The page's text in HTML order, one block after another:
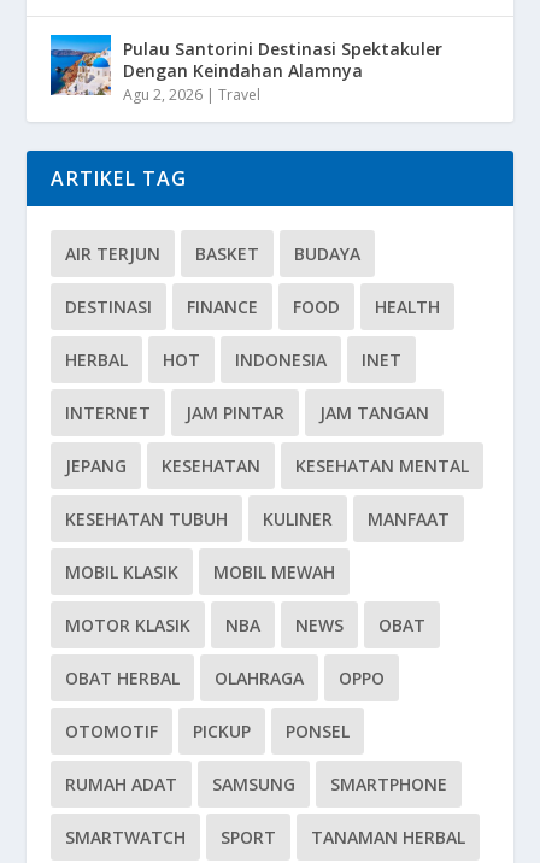
Pulau Santorini Destinasi Spektakuler
Dengan Keindahan Alamnya
Agu 2, 2026 |Travel
ARTIKEL TAG
AIR TERJUN BASKET BUDAYA
DESTINASI FINANCE FOOD HEALTH
HERBAL HOT INDONESIA INET
INTERNET JAM PINTAR JAM TANGAN
JEPANG KESEHATAN KESEHATAN MENTAL
KESEHATAN TUBUH KULINER MANFAAT
MOBIL KLASIK MOBIL MEWAH
MOTOR KLASIK NBA NEWS OBAT
OBAT HERBAL OLAHRAGA OPPO
OTOMOTIF PICKUP PONSEL
RUMAH ADAT SAMSUNG SMARTPHONE
SMARTWATCH SPORT TANAMAN HERBAL